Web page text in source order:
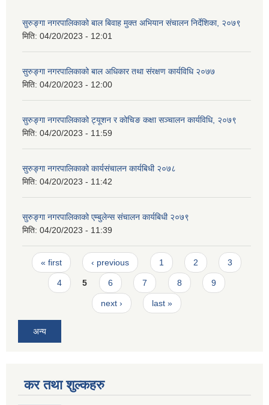
सुरुङ्गा नगरपालिकाको बाल बिवाह मुक्त अभियान संचालन निर्देशिका, २०७९
मिति: 04/20/2023 - 12:01
सुरुङ्गा नगरपालिकाको बाल अधिकार तथा संरक्षण कार्यविधि २०७७
मिति: 04/20/2023 - 12:00
सुरुङ्गा नगरपालिकाको ट्यूशन र कोचिङ कक्षा सञ्चालन कार्यविधि, २०७९
मिति: 04/20/2023 - 11:59
सुरुङ्गा नगरपालिकाको कार्यसंचालन कार्यबिधी २०७८
मिति: 04/20/2023 - 11:42
सुरुङ्गा नगरपालिकाको एम्बुलेन्स संचालन कार्यबिधी २०७९
मिति: 04/20/2023 - 11:39
Pages
« first ‹ previous 1 2 3
4 5 6 7 8 9
next › last »
अन्य
कर तथा शुल्कहरु